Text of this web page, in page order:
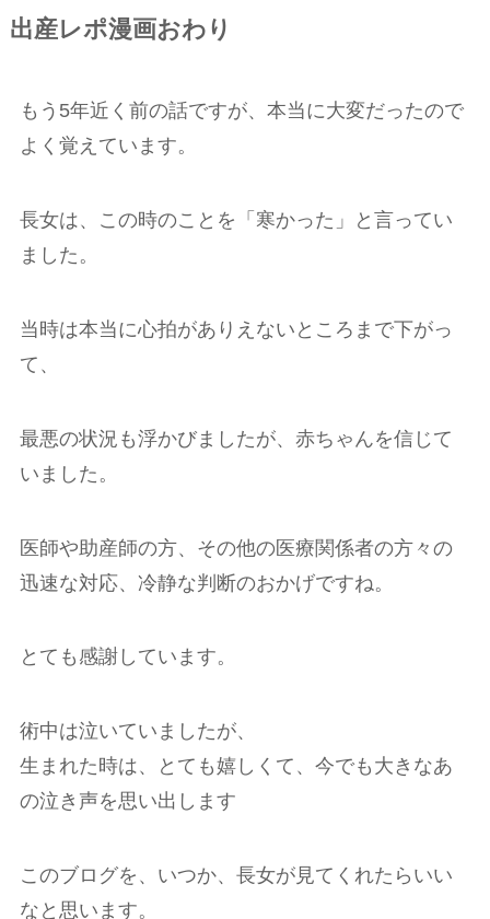
出産レポ漫画おわり
もう5年近く前の話ですが、本当に大変だったので
よく覚えています。
長女は、この時のことを「寒かった」と言ってい
ました。
当時は本当に心拍がありえないところまで下がっ
て、
最悪の状況も浮かびましたが、赤ちゃんを信じて
いました。
医師や助産師の方、その他の医療関係者の方々の
迅速な対応、冷静な判断のおかげですね。
とても感謝しています。
術中は泣いていましたが、
生まれた時は、とても嬉しくて、今でも大きなあ
の泣き声を思い出します
このブログを、いつか、長女が見てくれたらいい
なと思います。